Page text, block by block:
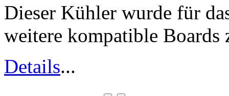
Dieser Kühler wurde für
weitere kompatible Boards
Details...